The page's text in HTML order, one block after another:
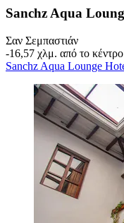
Sanchz Aqua
Σαν Σεμπαστιάν
‐16,57 χλμ. από το
Sanchz Aqua Lounge